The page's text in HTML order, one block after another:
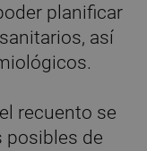
planificar
así
recuento se
posibles de